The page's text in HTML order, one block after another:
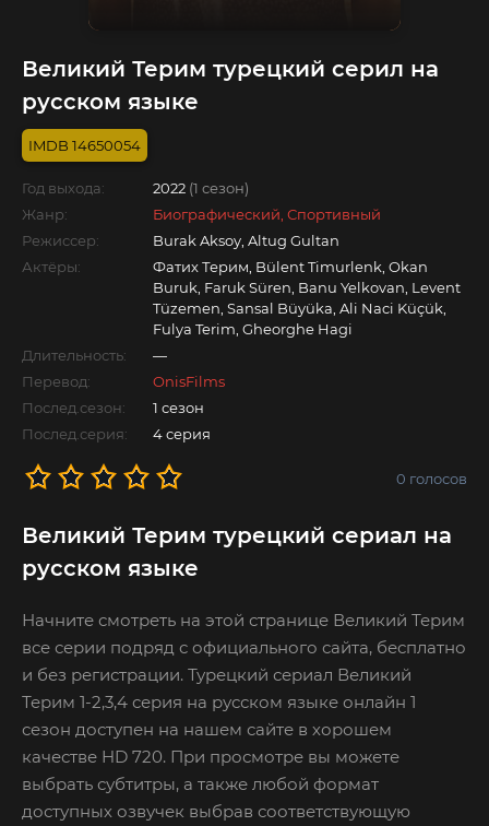
Великий Терим турецкий серил на
русском языке
14650054
Год выхода: 2022 (1 сезон)
Жанр:
Биографический, Спортивный
Режиссер:
Burak Aksoy, Altug Gultan
Актёры:
Фатих Терим, Bülent Timurlenk, Okan
Buruk, Faruk Süren, Banu Yelkovan, Levent
Tüzemen, Sansal Büyüka, Ali Naci Küçük,
Fulya Terim, Gheorghe Hagi
Длительность:
—
Перевод:
OnisFilms
Послед.сезон:
1 сезон
Послед.серия:
4 серия
0 голосов
Великий Терим турецкий сериал на
русском языке
Начните смотреть на этой странице Великий Терим
все серии подряд с официального сайта, бесплатно
и без регистрации. Турецкий сериал Великий
Терим 1-2,3,4 серия на русском языке онлайн 1
сезон доступен на нашем сайте в хорошем
качестве HD 720. При просмотре вы можете
выбрать субтитры, а также любой формат
доступных озвучек выбрав соответствующую